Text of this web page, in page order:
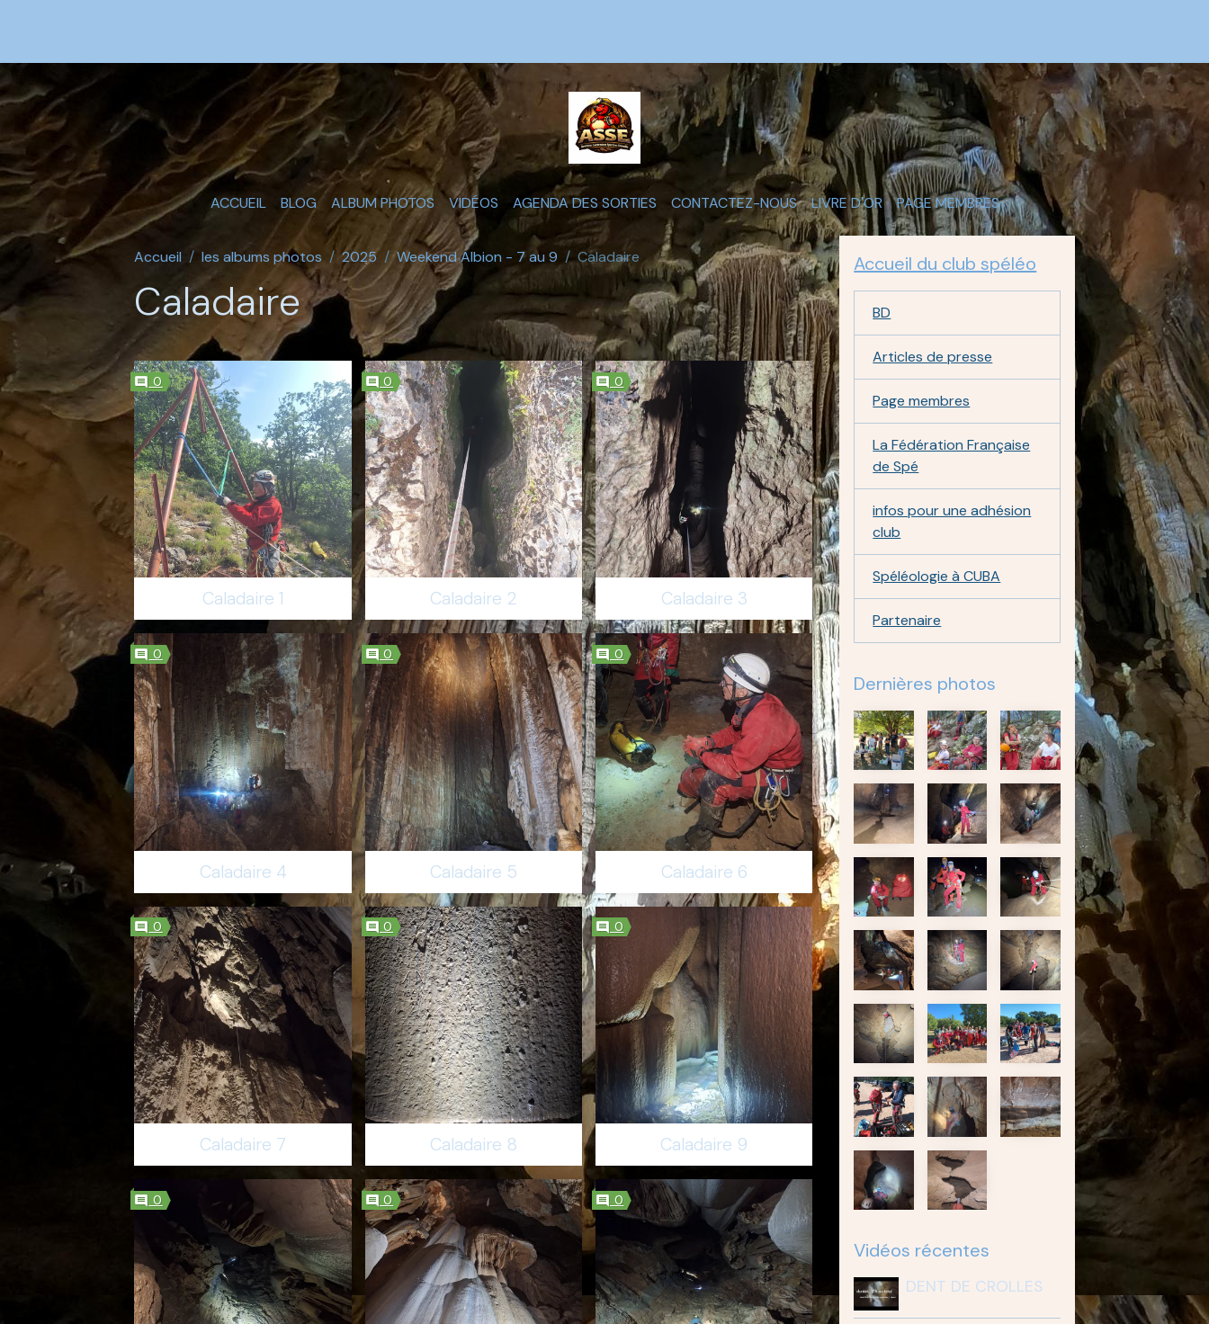
ACCUEIL BLOG ALBUM PHOTOS VIDÉOS AGENDA DES SORTIES CONTACTEZ-NOUS LIVRE D'OR PAGE MEMBRES
Accueil les albums photos 2025 Weekend Albion - 7 au 9 Caladaire
Caladaire
0
Caladaire 1
0
Caladaire 2
0
Caladaire 3
0
Caladaire 4
0
Caladaire 5
0
Caladaire 6
0
Caladaire 7
0
Caladaire 8
0
Caladaire 9
0 0 0
Accueil du club spéléo
BD
Articles de presse
Page membres
La Fédération Française
de Spé
infos pour une adhésion
club
Spéléologie à CUBA
Partenaire
Dernières photos
Vidéos récentes
DENT DE CROLLES